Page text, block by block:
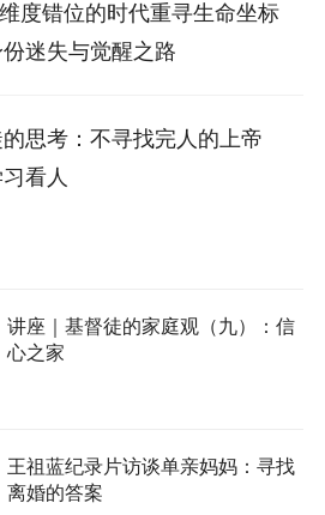
度错位的时代重寻生命坐标
迷失与觉醒之路
思考：不寻找完人的上帝
看人
讲座｜基督徒的家庭观（九）：信
心之家
王祖蓝纪录片访谈单亲妈妈：寻找
离婚的答案